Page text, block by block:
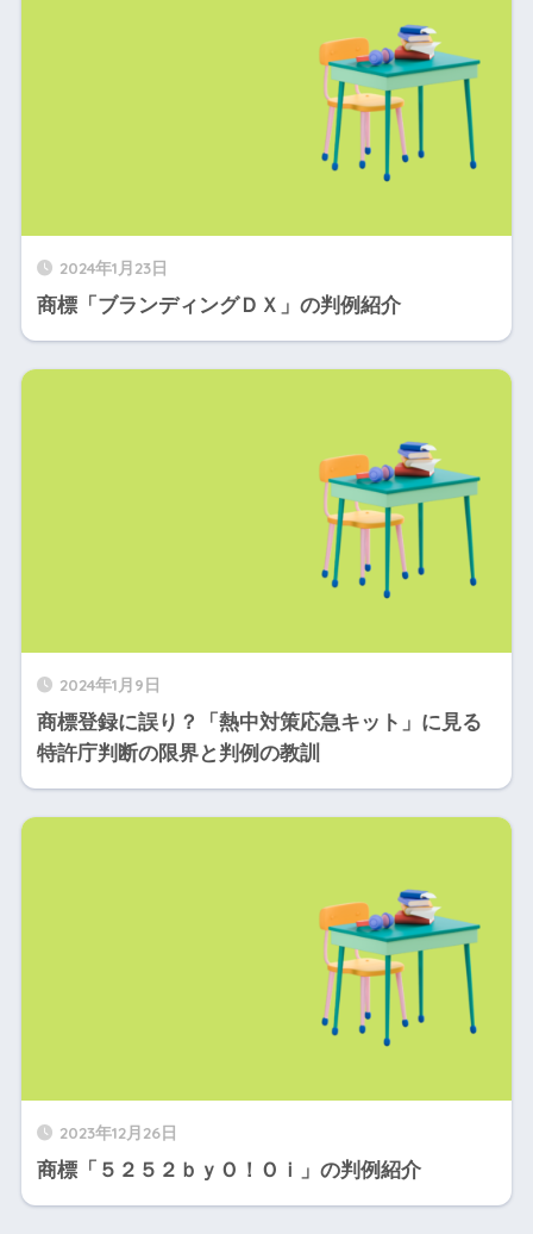
2024年1月23日
商標「ブランディングＤＸ」の判例紹介
2024年1月9日
商標登録に誤り？「熱中対策応急キット」に見る
特許庁判断の限界と判例の教訓
2023年12月26日
商標「５２５２ｂｙＯ！Ｏｉ」の判例紹介